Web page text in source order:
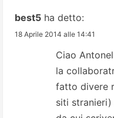
a
d
best5 ha detto:
18 Aprile 2014 alle 14:41
Ciao
la
fatto divere
siti